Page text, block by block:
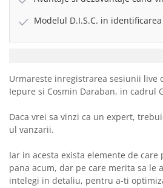
Modelul D.I.S.C. in
Urmareste inregistrarea sesiunii live
Iepure si Cosmin Daraban, in cadrul
Daca vrei sa vinzi ca un expert,
ul vanzarii.
Iar in acesta exista elemente de
pana acum, dar pe care merita sa le
intelegi in detaliu, pentru a-ti